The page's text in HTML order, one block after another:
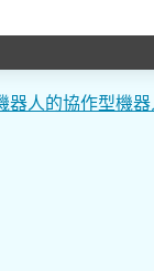
器人的協作型機